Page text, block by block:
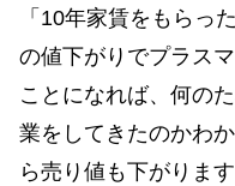
「10年家賃をもらっ
の値下がりでプラス
ことになれば、何の
業をしてきたのかわ
ら売り値も下がります